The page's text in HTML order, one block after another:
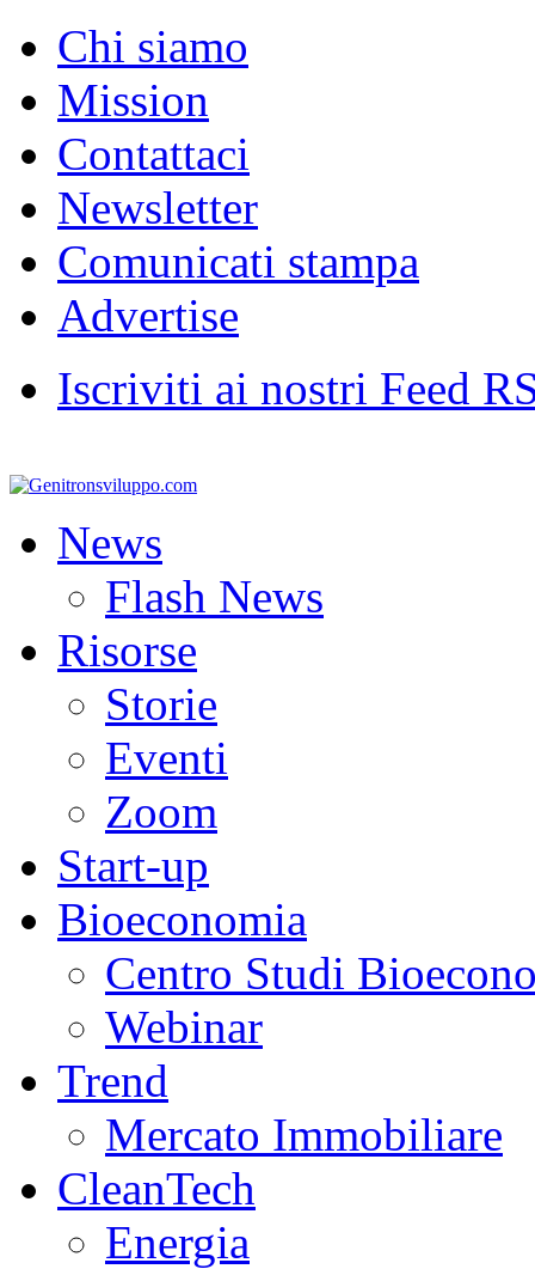
Chi siamo
Mission
Contattaci
Newsletter
Comunicati stampa
Advertise
Iscriviti ai nostri Feed
News
Flash News
Risorse
Storie
Eventi
Zoom
Start-up
Bioeconomia
Centro Studi
Webinar
Trend
Mercato Immobiliare
CleanTech
Energia